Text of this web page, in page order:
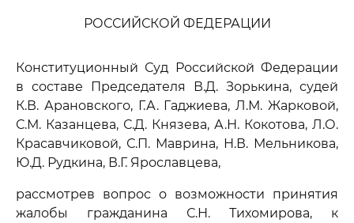
РОССИЙСКОЙ ФЕДЕРАЦИИ
Конституционный Суд Российской Федерации
в составе Председателя В.Д. Зорькина, судей
К.В. Арановского, Г.А. Гаджиева, Л.М. Жарковой,
С.М. Казанцева, С.Д. Князева, А.Н. Кокотова, Л.О.
Красавчиковой, С.П. Маврина, Н.В. Мельникова,
Ю.Д. Рудкина, В.Г. Ярославцева,
рассмотрев вопрос о возможности принятия
жалобы гражданина С.Н. Тихомирова, к